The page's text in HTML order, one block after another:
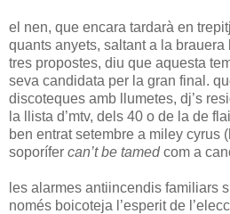
el nen, que encara tardarà en
quants anyets, saltant a la
tres propostes, diu que aquesta
seva candidata per la gran final.
discoteques amb llumetes, dj’s
la llista d’mtv, dels 40 o de la de
ben entrat setembre a miley cyrus
soporífer can’t be tamedcom a
les alarmes antiincendis familiars
només boicoteja l’esperit de